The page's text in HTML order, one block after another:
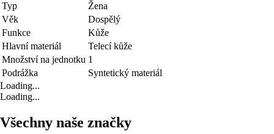
Typ
Žena
Věk
Dospělý
Funkce
Kůže
Hlavní materiál
Telecí kůže
Množství na jednotku 1
Podrážka
Syntetický materiál
Loading...
Loading...
Všechny naše značky